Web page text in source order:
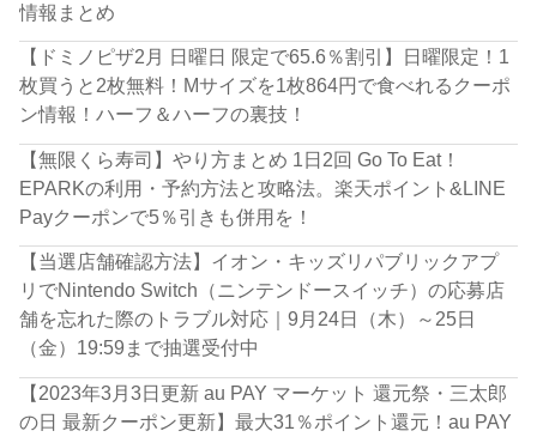
情報まとめ
【ドミノピザ2月 日曜日 限定で65.6％割引】日曜限定！1
枚買うと2枚無料！Mサイズを1枚864円で食べれるクーポ
ン情報！ハーフ＆ハーフの裏技！
【無限くら寿司】やり方まとめ 1日2回 Go To Eat！
EPARKの利用・予約方法と攻略法。楽天ポイント&LINE
Payクーポンで5％引きも併用を！
【当選店舗確認方法】イオン・キッズリパブリックアプ
リでNintendo Switch（ニンテンドースイッチ）の応募店
舗を忘れた際のトラブル対応｜9月24日（木）～25日
（金）19:59まで抽選受付中
【2023年3月3日更新 au PAY マーケット 還元祭・三太郎
の日 最新クーポン更新】最大31％ポイント還元！au PAY